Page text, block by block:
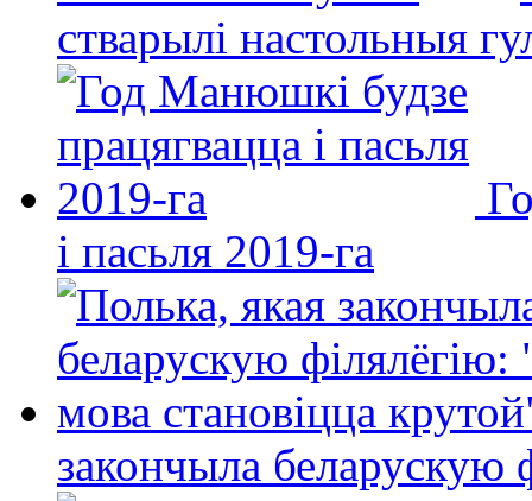
стварылі настольныя
і пасьля 2019-га
закончыла беларускую